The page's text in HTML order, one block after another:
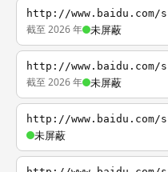
http://www.baidu.com/
截至 2026 年 未屏蔽
http://www.baidu.com/
截至 2026 年 未屏蔽
http://www.baidu.com/
未屏蔽